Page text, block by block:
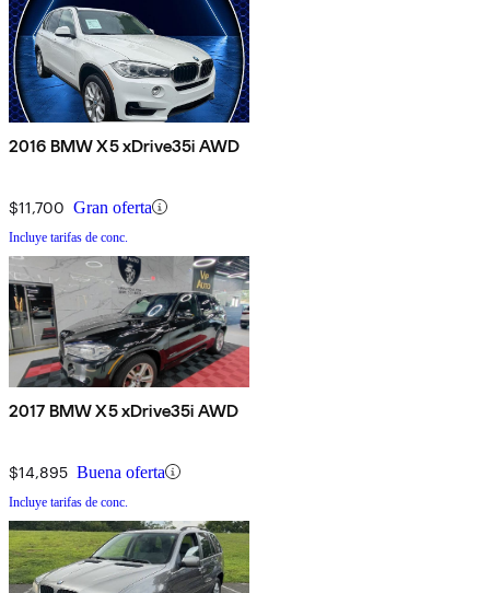
2016 BMW X5 xDrive35i AWD
$11,700 Gran oferta
Incluye tarifas de conc.
2017 BMW X5 xDrive35i AWD
$14,895 Buena oferta
Incluye tarifas de conc.